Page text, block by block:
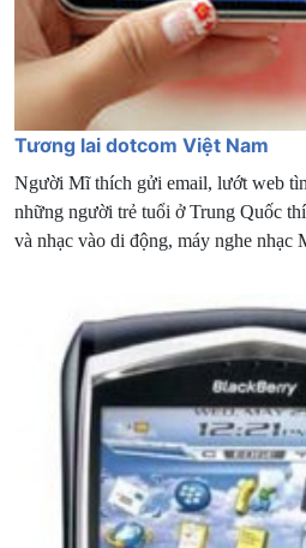
Tương lai dotcom Việt Nam
Người Mĩ thích gửi email, lướt web
những người trẻ tuổi ở Trung Quốc
và nhạc vào di động, máy nghe nhạc